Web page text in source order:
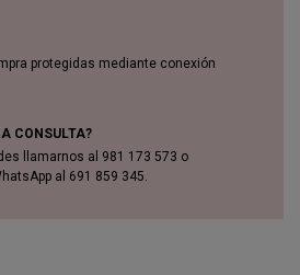
protegidas mediante conexión
CONSULTA?
llamarnos al 981 173 573 o
al 691 859 345.